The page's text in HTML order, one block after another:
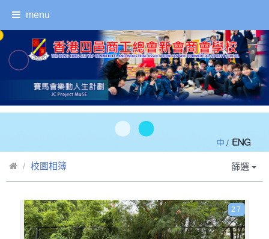
menu
/
校園相簿 篩選
27